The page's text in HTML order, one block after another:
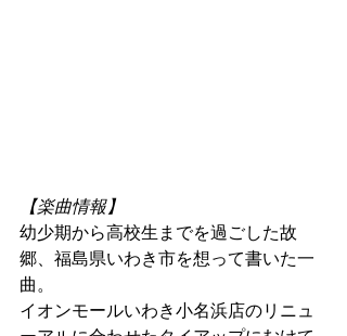
【楽曲情報】
幼少期から高校生までを過ごした故
郷、福島県いわき市を想って書いた一
曲。
イオンモールいわき小名浜店のリニュ